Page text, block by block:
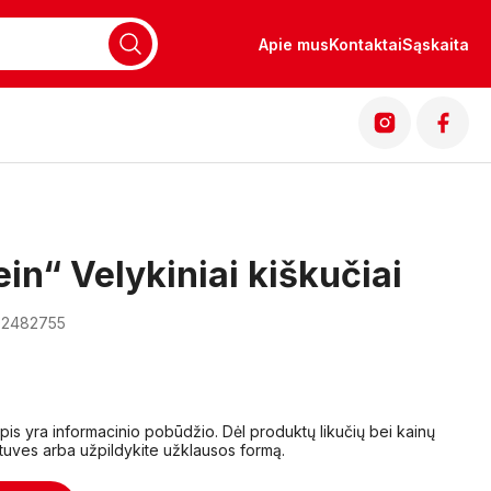
Apie musKontaktaiSąskaita
Velykiniai kiškučiai
yra informacinio pobūdžio. Dėl produktų likučių bei kainų
arba užpildykite užklausos formą.